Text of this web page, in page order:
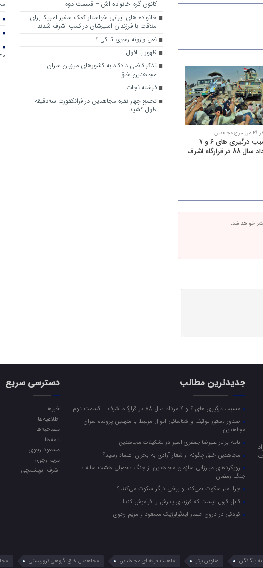
مجاهدین
مسبب درگیری های 6 و 7
88 در قرارگاه اشرف
خواهد شد.
کانون گرم خانواده اش – قسمت دوم
خانواده های ایرانی خواستار کمک سفیر امریکا برای
ملاقات با فرزندان اسیرشان در کمپ اشرف شدند
نعل وارونه رجوی تا کی ؟
ظهور یا افول
تذکر قاضی دادگاه به کشورهای میزبان سران
مجاهدین خلق
فرشته نجات
تجمع چهار نفره مجاهدین در فرانکفورت سه‌دقیقه
طول کشید
جدیدترین مطالب
مسبب درگیری های 6 و 7 مرداد سال 88 در قرارگاه اشرف – قسمت دوم
صدور دستور توقیف و شناسائی اموال مرتبط با متهمین پرونده سران
مجاهدین
نامه برادر علیرضا جعفری اسیر در تشکیلات مجاهدین
مجاهدین خلق چگونه از شعار آزادی به بحران اعتماد رسید؟
رویکرد‌های مبارزاتی سازمان مجاهدین از جنگ تحمیلی هشت ساله تا
جنگ رمضان
چرا امیر سکوت نمی‌کند و برخی دیگر سکوت می‌کنند؟
قابل قبول نیست که فرزندی پدرش را فراموش کند!
کودکی در درون حصار ایدئولوژیک مسعود و مریم رجوی
دسترسی سریع
خبرها
اطلاعیه‌ها
مصاحبه‌ها
نامه‌ها
مسعود رجوی
مریم رجوی
اشرف ابریشمچی
بیگانگان عناوین برتر ماهیت فرقه ای مجاهدین مجاهدین خلق؛ گروهی تروریستی